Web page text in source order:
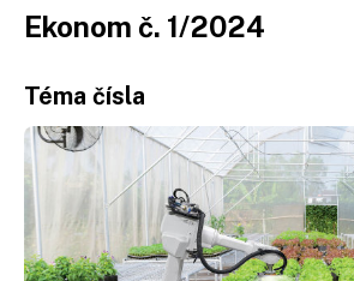
Ekonom č. 1/2024
Téma čísla